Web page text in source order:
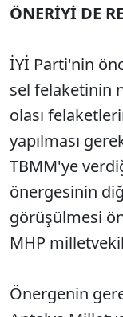
ÖNERİYİ DE
İYİ Parti'nin
sel felaketinin
olası
yapılması
TBMM'ye
önergesinin
görüşülmesi
MHP
Önergenin